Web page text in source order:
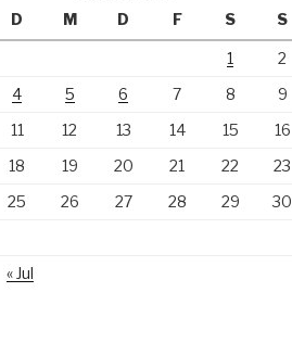
D M D F S S
1
2
4 5 6 7 8
9
11 12 13 14 15
16
18 19 20 21 22
23
25 26 27 28 29
30
« Jul